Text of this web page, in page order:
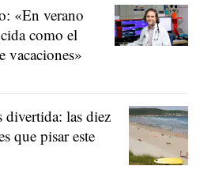
«En verano
como el
vacaciones»
divertida: las diez
que pisar este